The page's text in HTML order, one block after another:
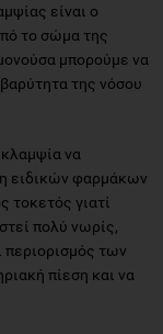
είναι ο
το σώμα της
μπορούμε να
της νόσου
να
ειδικών φαρμάκων
τοκετός γιατί
πολύ νωρίς,
περιορισμός των
πίεση και να